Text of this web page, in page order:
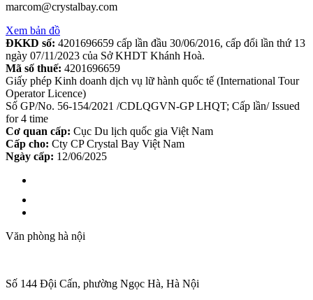
marcom@crystalbay.com
Xem bản đồ
ĐKKD số: 4201696659 cấp lần đầu 30/06/2016, cấp đổi lần thứ 13
ngày 07/11/2023 của Sở KHDT Khánh Hoà.
Mã số thuế: 4201696659
Giấy phép Kinh doanh dịch vụ lữ hành quốc tế (International Tour
Operator Licence)
Số GP/No. 56-154/2021 /CDLQGVN-GP LHQT; Cấp lần/ Issued
for 4 time
Cơ quan cấp: Cục Du lịch quốc gia Việt Nam
Cấp cho: Cty CP Crystal Bay Việt Nam
Ngày cấp: 12/06/2025
Văn phòng hà nội
Số 144 Đội Cấn, phường Ngọc Hà, Hà Nội